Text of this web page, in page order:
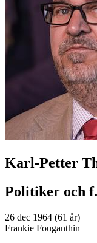
Karl-Petter
Politiker och
26 dec 1964 (61 år)
Frankie Fouganthin